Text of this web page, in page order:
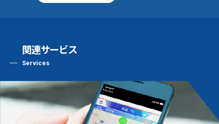
関連サービス
Services